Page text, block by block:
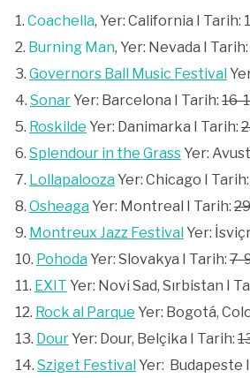
Coachella, Yer: California I Tarih:
Burning Man, Yer: Nevada I
Governors Ball Music Festival
SonarYer: Barcelona I Tarih: 16-
Roskilde Yer: Danimarka I Tarih:
Splendour in the GrassYer:
Lollapalooza Yer: Chicago I Tarih:
Osheaga Yer: Montreal I Tarih:
Montreux Jazz Festival Yer:
Pohoda Yer: Slovakya I Tarih: 7-
EXIT Yer: Novi Sad, Sırbistan I
Rock al Parque Yer: Bogotá,
DourYer: Dour, Belçika I Tarih:
Sziget Festival Yer: Budapeste